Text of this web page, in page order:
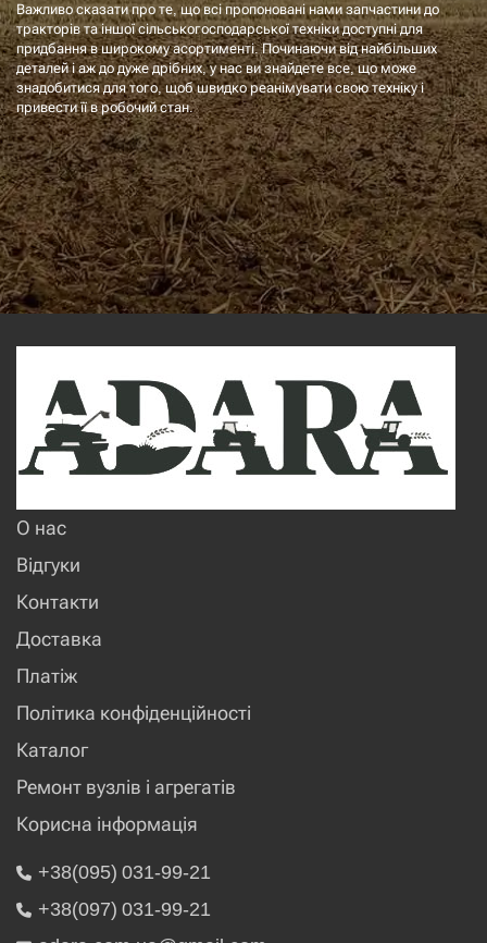
Важливо сказати про те, що всі пропоновані нами запчастини до
тракторів та іншої сільськогосподарської техніки доступні для
придбання в широкому асортименті. Починаючи від найбільших
деталей і аж до дуже дрібних, у нас ви знайдете все, що може
знадобитися для того, щоб швидко реанімувати свою техніку і
привести її в робочий стан.
О нас
Відгуки
Контакти
Доставка
Платіж
Політика конфіденційності
Каталог
Ремонт вузлів і агрегатів
Корисна інформація
+38(095) 031-99-21
+38(097) 031-99-21